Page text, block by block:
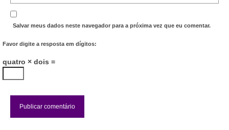
Links Úteis
Perguntas frequentes
EMPRESAS
COMUNICAÇÃO
Salvar meus dados neste navegador para a próxima vez que eu comentar.
Favor digite a resposta em dígitos:
quatro × dois =